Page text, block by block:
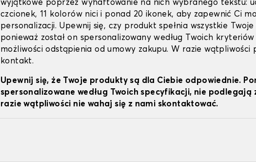
wyjątkowe poprzez wyhaftowanie na nich wybranego tekstu:
czcionek, 11 kolorów nici i ponad 20 ikonek, aby zapewnić Ci
personalizacji. Upewnij się, czy produkt spełnia wszystkie
ponieważ został on spersonalizowany według Twoich
możliwości odstąpienia od umowy zakupu. W razie wątpliwości
kontakt.
Upewnij się, że Twoje produkty są dla Ciebie odpowiednie.
spersonalizowane według Twoich specyfikacji, nie podlegają
razie wątpliwości nie wahaj się z nami skontaktować.